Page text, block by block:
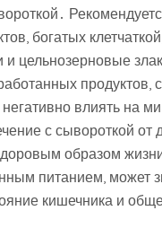
богатых
цельнозерновые
продуктов,
влиять на
с сывороткой от
образом
питанием, может
кишечника и